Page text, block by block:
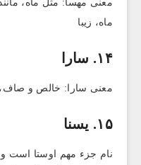
معنی مهسا: مثل ماه،
ماه، زیبا
۱۴. سارا
معنی سارا: خالص و
۱۵. یسنا‌
نام جزء مهم اوستا است